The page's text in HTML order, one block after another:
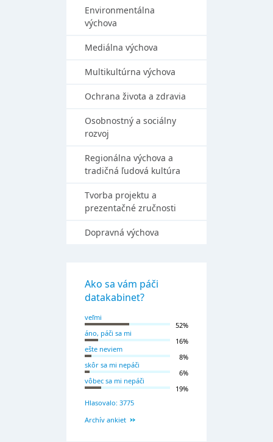
Environmentálna
výchova
Mediálna výchova
Multikultúrna výchova
Ochrana života a zdravia
Osobnostný a sociálny
rozvoj
Regionálna výchova a
tradičná ľudová kultúra
Tvorba projektu a
prezentačné zručnosti
Dopravná výchova
Ako sa vám páči
datakabinet?
veľmi
52%
áno, páči sa mi
16%
ešte neviem
8%
skôr sa mi nepáči
6%
vôbec sa mi nepáči
19%
Hlasovalo: 3775
Archív ankiet